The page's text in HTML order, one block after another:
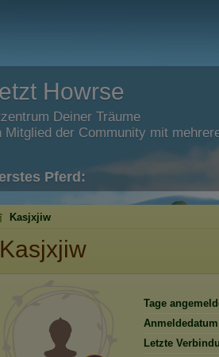
Howrse
Deiner Träume
Mitglied der Community mit
Pferd:
Kasjxjiw
Kasjxjiw
Tage
Letzte